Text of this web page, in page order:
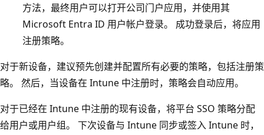
方法，最终用户可以打开公司门户应用，并使用其
Microsoft Entra ID 用户帐户登录。 成功登录后，将应用
注册策略。
对于新设备，建议预先创建并配置所有必要的策略，包括注册策
略。 然后，当设备在 Intune 中注册时，策略会自动应用。
对于已经在 Intune 中注册的现有设备，将平台 SSO 策略分配
给用户或用户组。 下次设备与 Intune 同步或签入 Intune 时，